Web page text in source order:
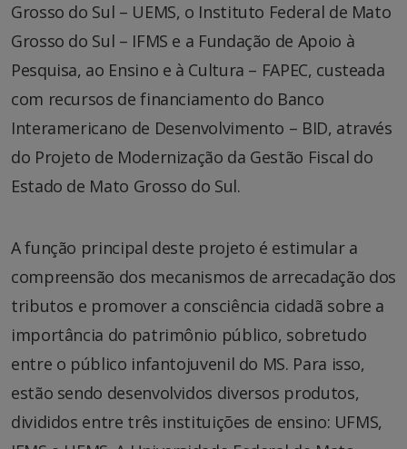
Grosso do Sul – UEMS, o Instituto Federal de Mato
Grosso do Sul – IFMS e a Fundação de Apoio à
Pesquisa, ao Ensino e à Cultura – FAPEC, custeada
com recursos de financiamento do Banco
Interamericano de Desenvolvimento – BID, através
do Projeto de Modernização da Gestão Fiscal do
Estado de Mato Grosso do Sul.
A função principal deste projeto é estimular a
compreensão dos mecanismos de arrecadação dos
tributos e promover a consciência cidadã sobre a
importância do patrimônio público, sobretudo
entre o público infantojuvenil do MS. Para isso,
estão sendo desenvolvidos diversos produtos,
divididos entre três instituições de ensino: UFMS,